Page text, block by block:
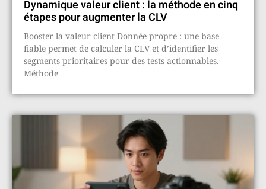
Dynamique valeur client : la méthode en cinq
étapes pour augmenter la CLV
Booster la valeur client Donnée propre : une base
fiable permet de calculer la CLV et d’identifier les
segments prioritaires pour des tests actionnables.
Méthode